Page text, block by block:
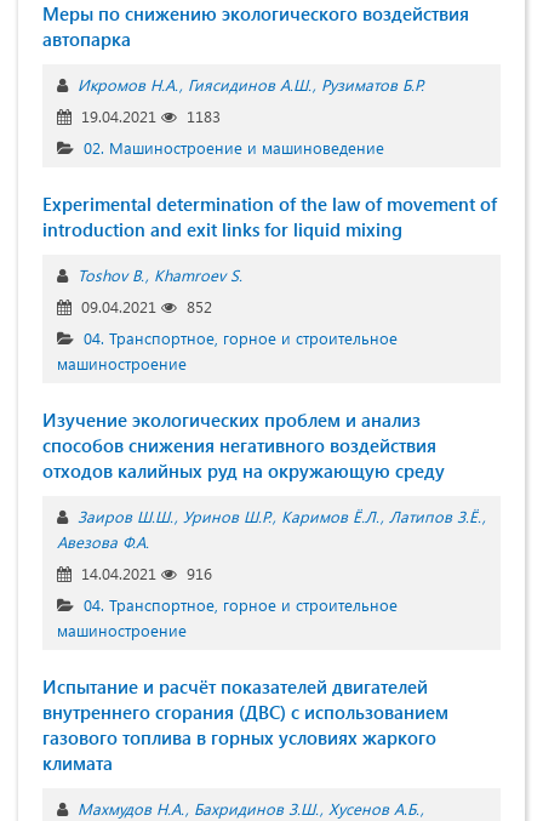
Меры по снижению экологического воздействия
автопарка
Икромов Н.А. Гиясидинов А.Ш. Рузиматов Б.Р.
19.04.2021
1183
02. Машиностроение и машиноведение
Experimental determination of the law of movement of
introduction and exit links for liquid mixing
Toshov B. Khamroev S.
09.04.2021
852
04. Транспортное, горное и строительное
машиностроение
Изучение экологических проблем и анализ
способов снижения негативного воздействия
отходов калийных руд на окружающую среду
Заиров Ш.Ш. Уринов Ш.Р. Каримов Ё.Л. Латипов З.Ё.
Авезова Ф.А.
14.04.2021
916
04. Транспортное, горное и строительное
машиностроение
Испытание и расчёт показателей двигателей
внутреннего сгорания (ДВС) с использованием
газового топлива в горных условиях жаркого
климата
Махмудов Н.А. Бахридинов З.Ш. Хусенов А.Б.